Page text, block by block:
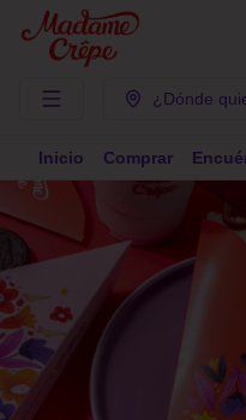
¿Dónde
Inicio Comprar